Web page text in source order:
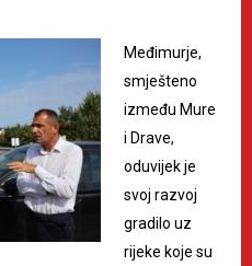
Međimurje,
smješteno
između Mure
i Drave,
oduvijek je
svoj razvoj
gradilo uz
rijeke koje su